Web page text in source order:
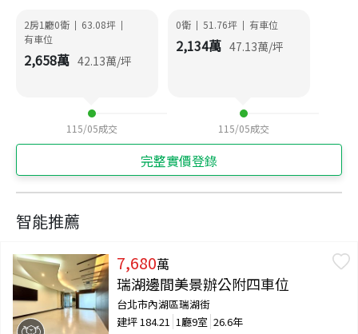
2房1廳0衛 | 63.08坪 |
有車位
2,658萬 42.13萬/坪
115/05成交
0衛 | 51.76坪 | 有車位
2,134萬 47.13萬/坪
115/05成交
完整實價登錄
智能推薦
7,680萬
瑞湖邊間美景辦公附四車位
台北市內湖區瑞湖街
建坪 184.21 1廳9室 26.6年